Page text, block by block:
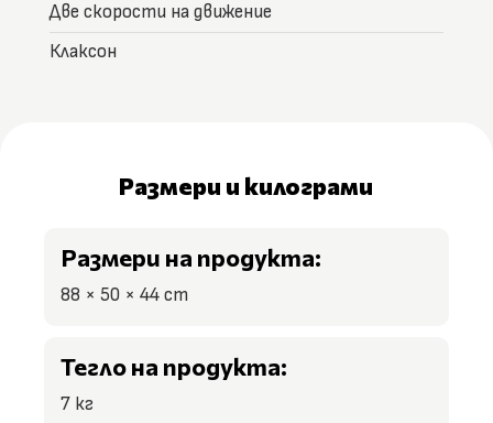
Две скорости на движение
Клаксон
Размери и килограми
Размери на продукта:
88 × 50 × 44 сm
Тегло на продукта:
7 кг